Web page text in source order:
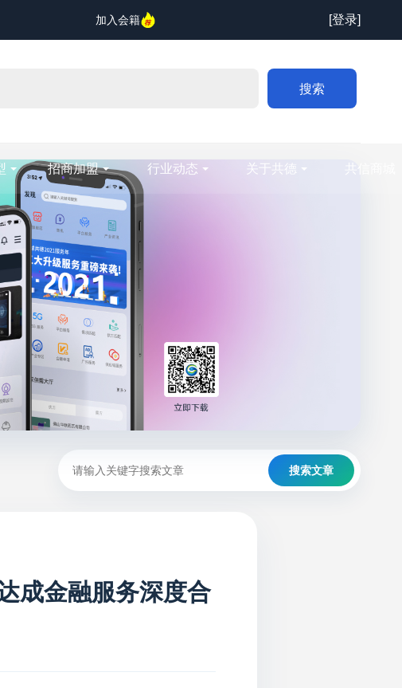
加入会籍 [登录]
搜索
招商加盟 行业动态 关于共德 共信商城
搜索文章
成金融服务深度合